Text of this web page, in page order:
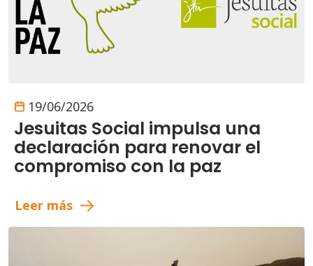
19/06/2026
Jesuitas Social impulsa una
declaración para renovar el
compromiso con la paz
Leer más